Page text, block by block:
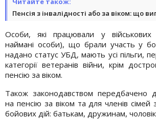
Пенсія з інвалідності або за віком: що
Особи, які працювали у військових
наймані особи), що брали участь у
надано статус УБД, мають усі пільги,
категорії ветеранів війни, крім
пенсію за віком.
Також законодавством передбачено
на пенсію за віком та для членів сімей
бойових дій: батькам, дружинам,